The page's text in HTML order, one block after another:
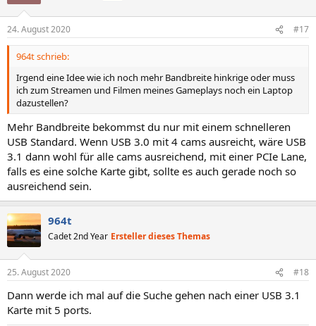
24. August 2020 #17
964t schrieb:
Irgend eine Idee wie ich noch mehr Bandbreite hinkrige oder muss
ich zum Streamen und Filmen meines Gameplays noch ein Laptop
dazustellen?
Mehr Bandbreite bekommst du nur mit einem schnelleren
USB Standard. Wenn USB 3.0 mit 4 cams ausreicht, wäre USB
3.1 dann wohl für alle cams ausreichend, mit einer PCIe Lane,
falls es eine solche Karte gibt, sollte es auch gerade noch so
ausreichend sein.
964t
Cadet 2nd Year Ersteller dieses Themas
25. August 2020 #18
Dann werde ich mal auf die Suche gehen nach einer USB 3.1
Karte mit 5 ports.